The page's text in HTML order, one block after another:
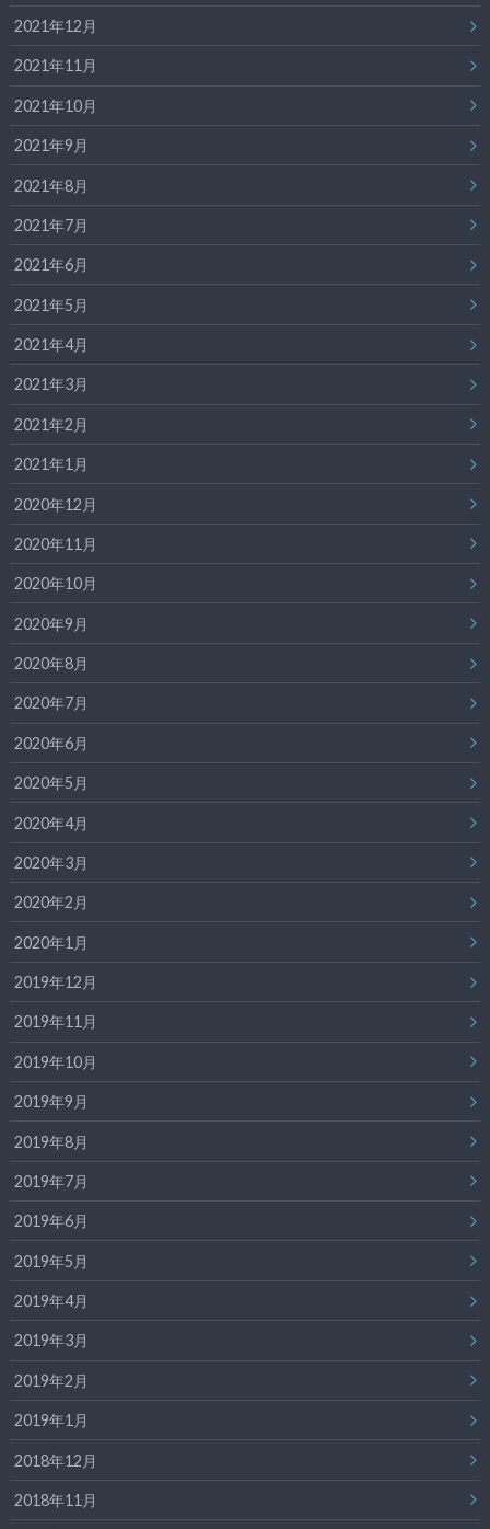
2021年12月
2021年11月
2021年10月
2021年9月
2021年8月
2021年7月
2021年6月
2021年5月
2021年4月
2021年3月
2021年2月
2021年1月
2020年12月
2020年11月
2020年10月
2020年9月
2020年8月
2020年7月
2020年6月
2020年5月
2020年4月
2020年3月
2020年2月
2020年1月
2019年12月
2019年11月
2019年10月
2019年9月
2019年8月
2019年7月
2019年6月
2019年5月
2019年4月
2019年3月
2019年2月
2019年1月
2018年12月
2018年11月